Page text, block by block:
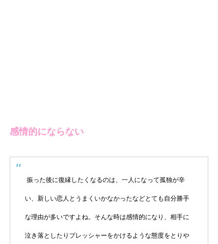
感情的にならない
振った後に復縁したくなるのは、一人になって孤独が辛
い、新しい恋人とうまくいかなかったなどとても自分勝手
な理由が多いですよね。そんな時は感情的になり、相手に
泣き落としたりプレッシャーをかけるような態度をとりや